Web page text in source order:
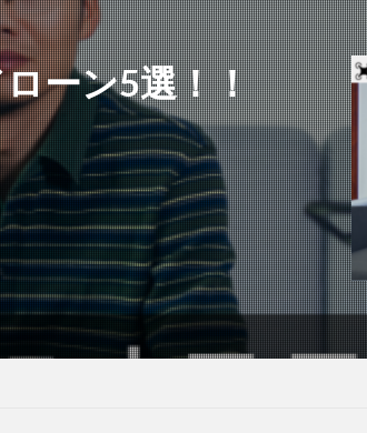
ーン5選！！